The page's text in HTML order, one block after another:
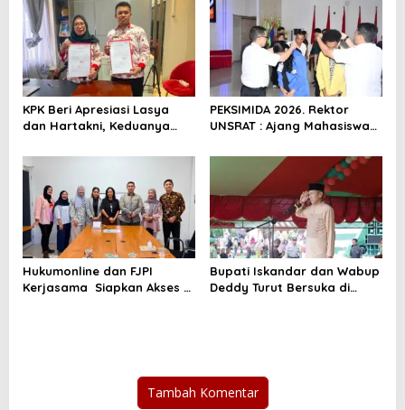
KPK Beri Apresiasi Lasya
dan Hartakni, Keduanya
Antikorupsi.
PEKSIMIDA 2026. Rektor
UNSRAT : Ajang Mahasiswa
Lestarikan Budaya
Hukumonline dan FJPI
Kerjasama Siapkan Akses AI
Bupati Iskandar dan Wabup
Deddy Turut Bersuka di
Tambah Komentar